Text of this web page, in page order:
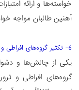
خواسته­‌ها و ارائه
آهنین طالبان مواجه
6- تکثیر گروه­‌های افراطی و تروریستی در افغانستان
یکی از چالش‌­ها و
گروه‌­های افراطی و